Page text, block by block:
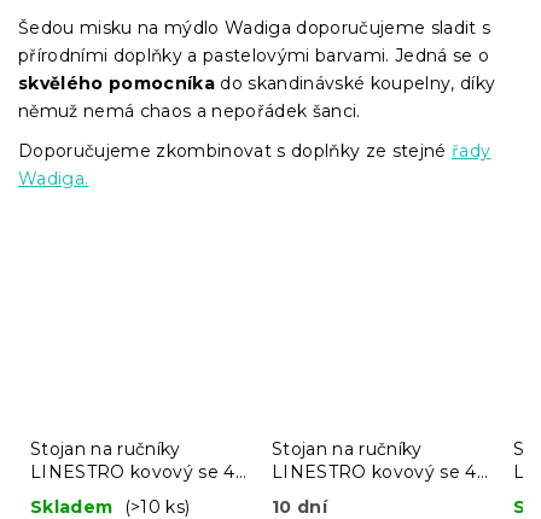
Šedou misku na mýdlo Wadiga doporučujeme sladit s
přírodními doplňky a pastelovými barvami. Jedná se o
skvělého pomocníka do skandinávské koupelny, díky
němuž nemá chaos a nepořádek šanci.
Doporučujeme zkombinovat s doplňky ze stejné řady
Wadiga.
Stojan na ručníky
LINESTRO kovový se 4
rameny 93x45cm, černý
Skladem (>10 ks)
Stojan na ručníky
LINESTRO kovový se 4
rameny 93x45cm, bílý
10 dní